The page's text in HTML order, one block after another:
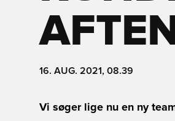
16. AUG. 2021, 08.39
Vi søger lige nu en ny